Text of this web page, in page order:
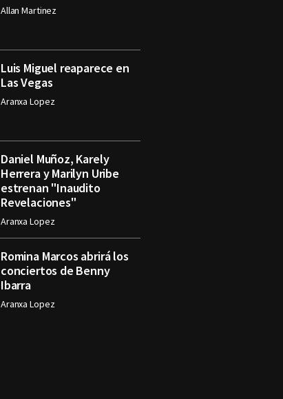
Allan Martinez
Luis Miguel reaparece en
Las Vegas
Aranxa Lopez
Daniel Muñoz, Karely
Herrera y Marilyn Uribe
estrenan "Inaudito
Revelaciones"
Aranxa Lopez
Romina Marcos abrirá los
conciertos de Benny
Ibarra
Aranxa Lopez